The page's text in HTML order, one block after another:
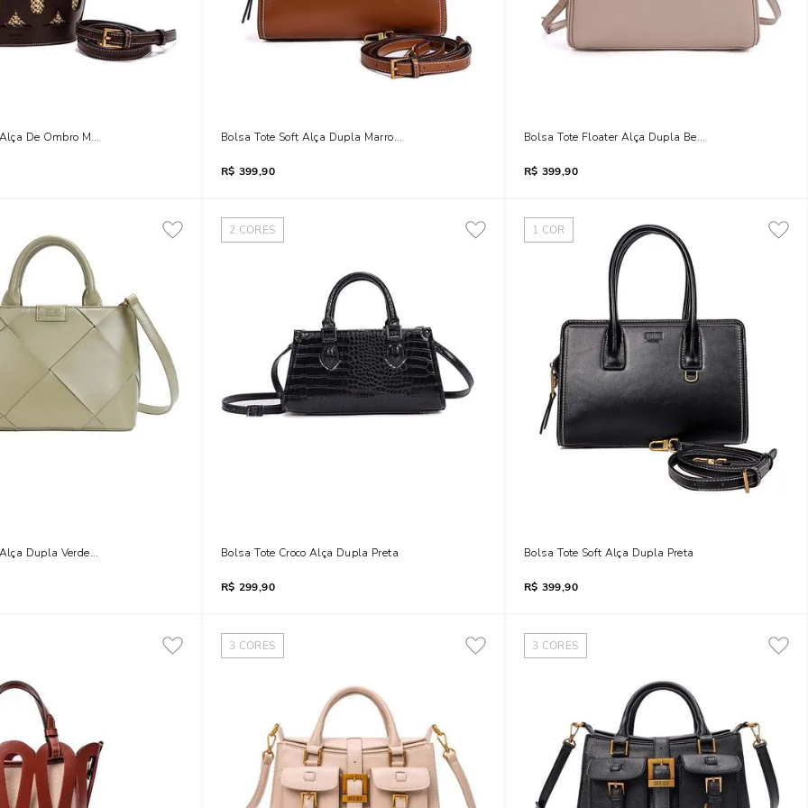
De Ombro Marrom Dark Cocoa Bolsa Tote Soft Alça Dupla Marrom Safari
R$ 399,90
Bolsa Tote Floater Alça Dupla Bege Marfim
R$ 399,90
Dupla Verde Pistache
2 CORES
Bolsa Tote Croco Alça Dupla Preta
R$ 299,90
1 COR
Bolsa Tote Soft Alça Dupla Preta
R$ 399,90
3 CORES 3 CORES